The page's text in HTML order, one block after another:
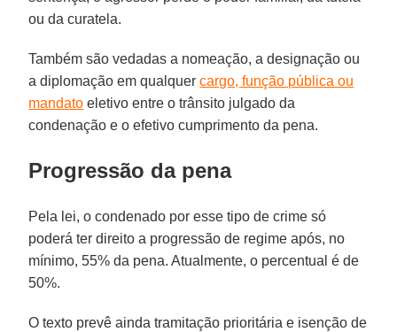
ou da curatela.
Também são vedadas a nomeação, a designação ou
a diplomação em qualquercargo, função pública ou
mandato eletivo entre o trânsito julgado da
condenação e o efetivo cumprimento da pena.
Progressão da pena
Pela lei, o condenado por esse tipo de crime só
poderá ter direito a progressão de regime após, no
mínimo, 55% da pena. Atualmente, o percentual é de
50%.
O texto prevê ainda tramitação prioritária e isenção de